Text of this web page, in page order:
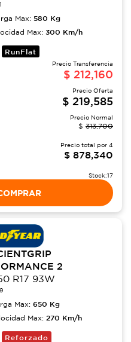
Max: 580 Kg
Max: 300 Km/h
RunFlat
Precio Transferencia
$ 212,160
Precio Oferta
$ 219,585
Precio Normal
$ 313,700
Precio total por 4
$ 878,340
Stock:17
2
R17 93W
Max: 650 Kg
Max: 270 Km/h
Reforzado